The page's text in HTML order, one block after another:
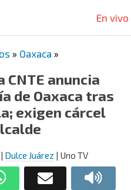
En vivo
» Oaxaca »
CNTE anuncia
de Oaxaca tras
exigen cárcel
| Dulce Juárez | Uno TV